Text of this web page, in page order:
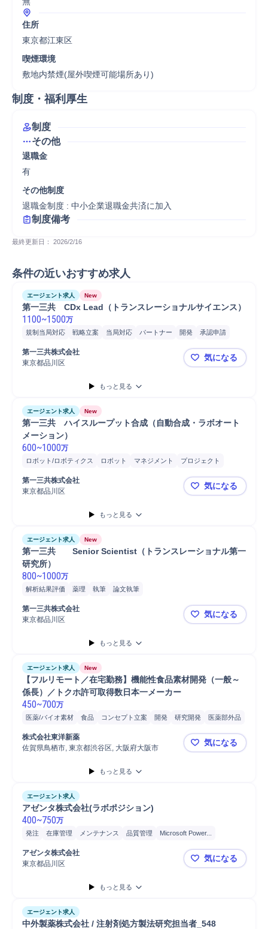
住所
東京都江東区
喫煙環境
敷地内禁煙(屋外喫煙可能場所あり)
制度・福利厚生
制度
その他
退職金
有
その他制度
退職金制度 : 中小企業退職金共済に加入
制度備考
最終更新日： 2026/2/16
条件の近いおすすめ求人
エージェント求人 New
第一三共　CDx Lead（トランスレーショナルサイエンス）
1100~1500万
規制当局対応 戦略立案 当局対応 パートナー 開発
承認申請
診断薬 検証
第一三共株式会社
東京都品川区
第一三共
気になる
もっと見る
エージェント求人 New
第一三共　ハイスループット合成（自動合成・ラボオート
メーション）
600~1000万
ロボット/ロボティクス ロボット マネジメント
プロジェクト
有機合成/無機合成
ソフトウェア
第一三共株式会社
東京都品川区
第一三共
気になる
もっと見る
エージェント求人 New
第一三共　　Senior Scientist（トランスレーショナル第一
研究所）
800~1000万
解析結果評価 薬理 執筆 論文執筆
第一三共株式会社
東京都品川区
第一三共
気になる
もっと見る
エージェント求人 New
【フルリモート／在宅勤務】機能性食品素材開発（一般～
係長）／トクホ許可取得数日本一メーカー
450~700万
医薬/バイオ素材 食品 コンセプト立案 開発 研究開発
医薬部外品
医薬
新薬 機能性原料研究開発
特保食品
研究テーマ設定 研究職担当 安全管理
企画立案
株式会社東洋新薬
佐賀県鳥栖市, 東京都渋谷区, 大阪府大阪市
【フルリモ
気になる
もっと見る
エージェント求人
アゼンタ株式会社(ラボポジション)
400~750万
発注 在庫管理 メンテナンス 品質管理
Microsoft Power...
Microsoft Excel
アゼンタ株式会社
東京都品川区
アゼンタ株
気になる
もっと見る
エージェント求人
中外製薬株式会社 / 注射剤処方製法研究担当者_548